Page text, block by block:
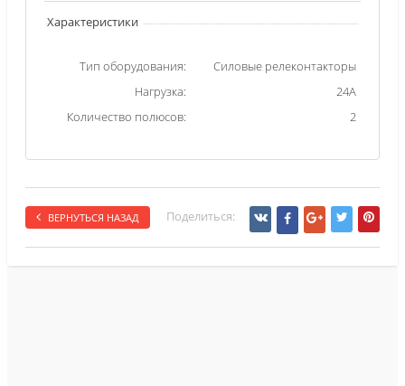
Характеристики
Тип оборудования:
Силовые релеконтакторы
Нагрузка:
24A
Количество полюсов:
2
ВЕРНУТЬСЯ НАЗАД Поделиться: